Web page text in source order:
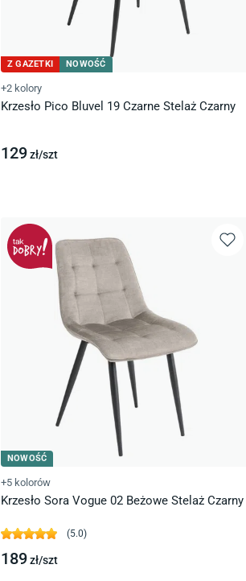
Z GAZETKI NOWOŚĆ
+2 kolory
Krzesło Pico Bluvel 19 Czarne Stelaż Czarny
129zł/szt
NOWOŚĆ
+5 kolorów
Krzesło Sora Vogue 02 Beżowe Stelaż Czarny
(5.0)
189zł/szt